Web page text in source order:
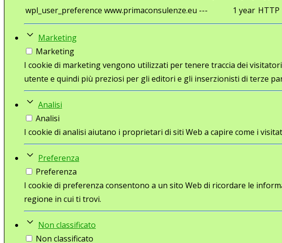
wpl_user_preference www.primaconsulenze.eu --- 1 year HTTP
Marketing
Marketing
I cookie di marketing vengono utilizzati per tenere traccia dei
utente e quindi più preziosi per gli editori e gli inserzionisti di terze
Analisi
Analisi
I cookie di analisi aiutano i proprietari di siti Web a capire come i
Preferenza
Preferenza
I cookie di preferenza consentono a un sito Web di ricordare le
regione in cui ti trovi.
Non classificato
Non classificato